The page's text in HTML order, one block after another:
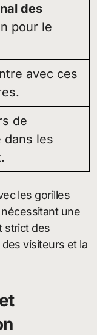
des
pour le
avec ces
de
dans les
les gorilles
une
strict des
visiteurs et la